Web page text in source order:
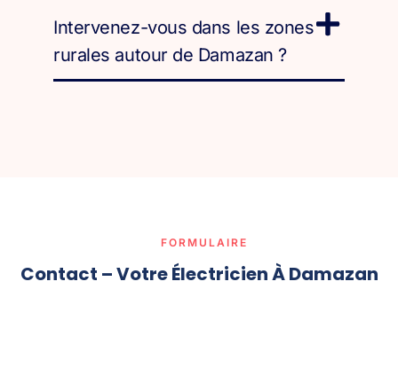
Intervenez-vous dans les zones
rurales autour de Damazan ?
FORMULAIRE
Contact – Votre Électricien À Damazan